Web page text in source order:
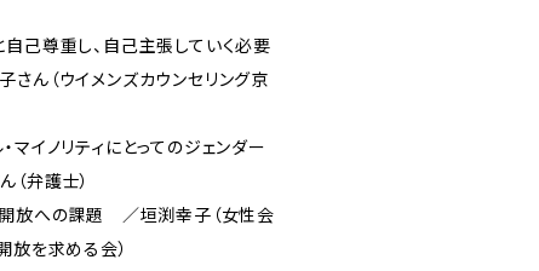
尊重し、自己主張していく必要
ん（ウイメンズカウンセリング京
イノリティにとってのジェンダー
弁護士）
開放への課題 ／垣渕幸子（女性会
放を求める会）